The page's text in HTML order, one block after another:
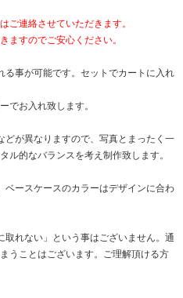
ご連絡させていただきます。
ますのでご安心ください。
る事が可能です。セットでカートに入れ
でお入れ致します。
どが異なりますので、写真とまったく一
ル的なバランスを考え制作致します。
ベースケースのカラーはデザインに合わ
れない」という事はございません。通
うことはございます。ご理解頂ける方